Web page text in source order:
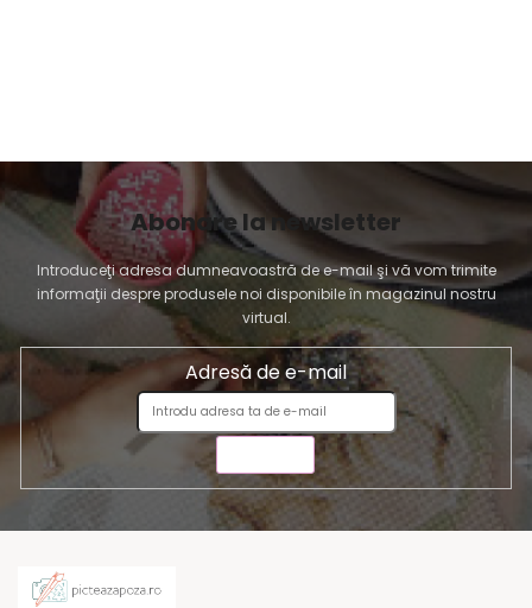
Abonare la newsletter
Introduceţi adresa dumneavoastră de e-mail şi vă vom trimite
informaţii despre produsele noi disponibile în magazinul nostru
virtual.
Adresă de e-mail